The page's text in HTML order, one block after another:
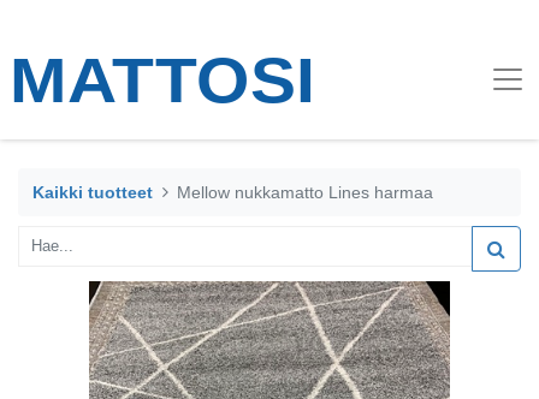
Kaikki tuotteet Mellow nukkamatto Lines harmaa